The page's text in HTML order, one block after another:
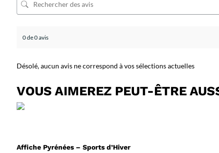
0 de 0 avis
Désolé, aucun avis ne correspond à vos sélections actuelles
VOUS AIMEREZ PEUT-ÊTRE
Affiche Pyrénées – Sports d’Hiver